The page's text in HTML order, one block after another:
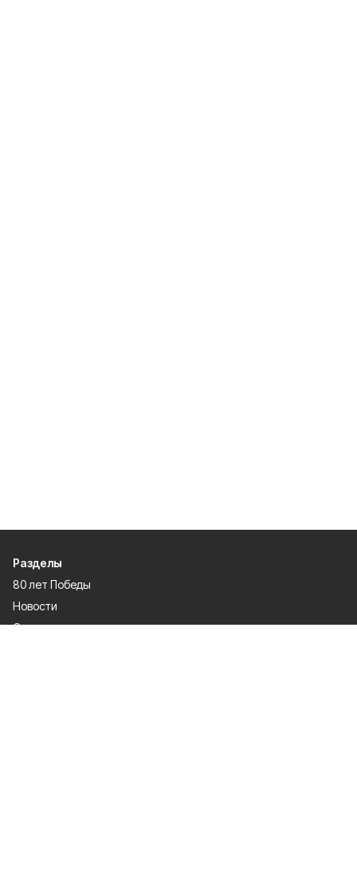
Разделы
80 лет Победы
Новости
Статьи